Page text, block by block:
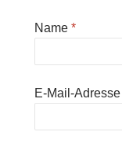
Name *
E-Mail-